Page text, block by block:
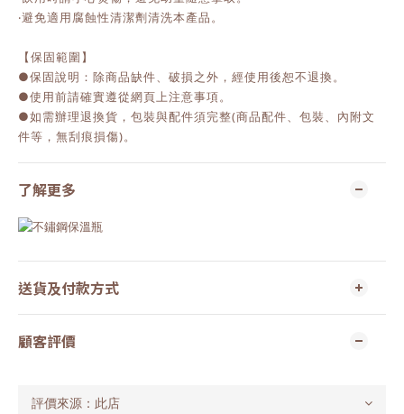
‧避免適用腐蝕性清潔劑清洗本產品。
【保固範圍】
●保固說明：除商品缺件、破損之外，經使用後恕不退換。
●使用前請確實遵從網頁上注意事項。
●如需辦理退換貨，包裝與配件須完整(商品配件、包裝、內附文
件等，無刮痕損傷)。
了解更多
送貨及付款方式
顧客評價